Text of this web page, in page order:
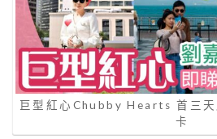
巨型紅心Chubby Hearts 首三
卡